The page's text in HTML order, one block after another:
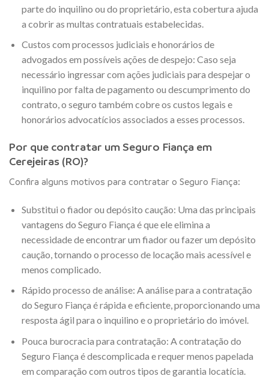
parte do inquilino ou do proprietário, esta cobertura ajuda
a cobrir as multas contratuais estabelecidas.
Custos com processos judiciais e honorários de
advogados em possíveis ações de despejo: Caso seja
necessário ingressar com ações judiciais para despejar o
inquilino por falta de pagamento ou descumprimento do
contrato, o seguro também cobre os custos legais e
honorários advocatícios associados a esses processos.
Por que contratar um Seguro Fiança em
Cerejeiras (RO)?
Confira alguns motivos para contratar o Seguro Fiança:
Substitui o fiador ou depósito caução: Uma das principais
vantagens do Seguro Fiança é que ele elimina a
necessidade de encontrar um fiador ou fazer um depósito
caução, tornando o processo de locação mais acessível e
menos complicado.
Rápido processo de análise: A análise para a contratação
do Seguro Fiança é rápida e eficiente, proporcionando uma
resposta ágil para o inquilino e o proprietário do imóvel.
Pouca burocracia para contratação: A contratação do
Seguro Fiança é descomplicada e requer menos papelada
em comparação com outros tipos de garantia locatícia.